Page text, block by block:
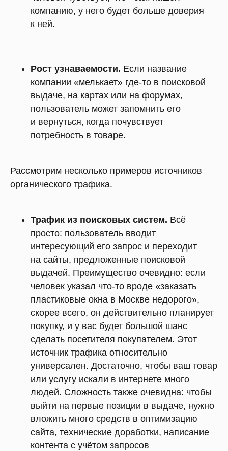
компанию, у него будет больше доверия
к ней.
Рост узнаваемости. Если название
компании «мелькает» где-то в поисковой
выдаче, на картах или на форумах,
пользователь может запомнить его
и вернуться, когда почувствует
потребность в товаре.
Рассмотрим несколько примеров источников
органического трафика.
Трафик из поисковых систем. Всё
просто: пользователь вводит
интересующий его запрос и переходит
на сайты, предложенные поисковой
выдачей. Преимущество очевидно: если
человек указал что-то вроде «заказать
пластиковые окна в Москве недорого»,
скорее всего, он действительно планирует
покупку, и у вас будет большой шанс
сделать посетителя покупателем. Этот
источник трафика относительно
универсален. Достаточно, чтобы ваш товар
или услугу искали в интернете много
людей. Сложность также очевидна: чтобы
выйти на первые позиции в выдаче, нужно
вложить много средств в оптимизацию
сайта, технические доработки, написание
контента с учётом запросов